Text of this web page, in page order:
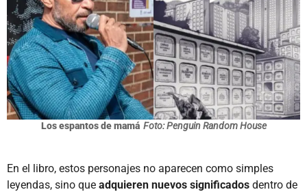
Los espantos de mamá Foto: Penguin Random House
En el libro, estos personajes no aparecen como simples
leyendas, sino que adquieren nuevos significados dentro de